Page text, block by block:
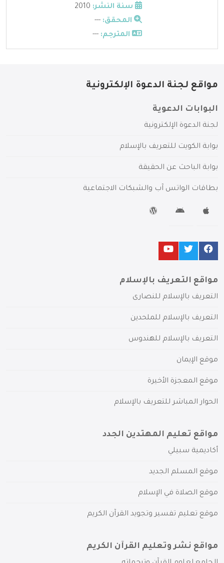
سنة النشر:
المحقق: ---
المترجم: ---
مواقع لجنة الدعوة الإلكترونية
البوابات الدعوية
لجنة الدعوة الإلكترونية
بوابة الكويت للتعريف بالإسلام
بوابة الباحث عن الحقيقة
بطاقات الواتس آب والشبكات الاجتماعية
مواقع التعريف بالإسلام
التعريف بالإسلام للنصارى
التعريف بالإسلام للملحدين
التعريف بالإسلام للهندوس
موقع الإيمان
موقع المعجزة الأخيرة
الحوار المباشر للتعريف بالإسلام
مواقع تعليم المهتدين الجدد
أكاديمية سبيلي
موقع المسلم الجديد
موقع الصلاة في الإسلام
موقع تعليم تفسير وتجويد القرآن الكريم
مواقع نشر وتعليم القرآن الكريم